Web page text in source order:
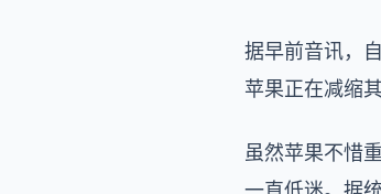
据早前音讯，
苹果正在减缩
虽然苹果不惜